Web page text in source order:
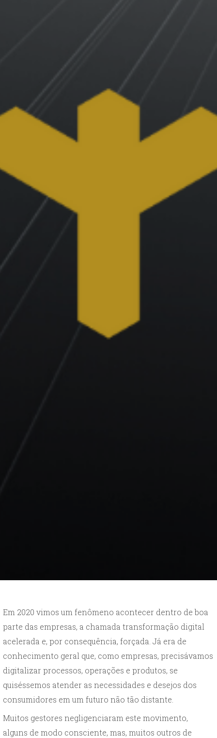
Em 2020 vimos um fenômeno acontecer dentro de boa
parte das empresas, a chamada transformação digital
acelerada e, por consequência, forçada. Já era de
conhecimento geral que, como empresas, precisávamos
digitalizar processos, operações e produtos, se
quiséssemos atender as necessidades e desejos dos
consumidores em um futuro não tão distante.
Muitos gestores negligenciaram este movimento,
alguns de modo consciente, mas, muitos outros de